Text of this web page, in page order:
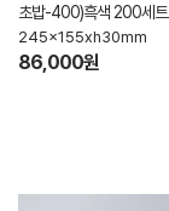
초밥-400)흑색 200세트
245x155xh30mm
86,000원